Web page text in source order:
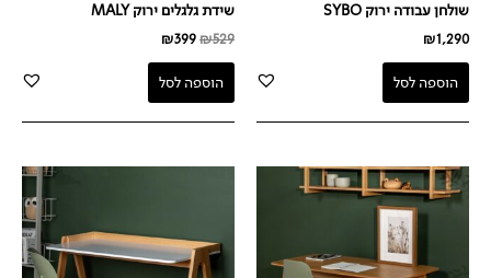
שולחן עבודה ירוק SYBO
₪1,290
הוספה לסל
שידת גלגלים ירוק MALY
₪529
₪399
הוספה לסל